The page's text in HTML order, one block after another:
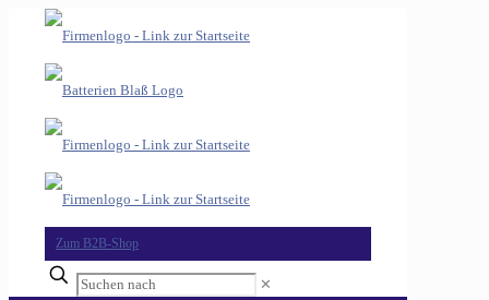
Zum B2B-Shop
Suchen
nach
✕